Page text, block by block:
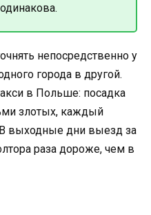
непосредственно у
города в другой.
в Польше: посадка
злотых, каждый
В выходные дни выезд за
раза дороже, чем в